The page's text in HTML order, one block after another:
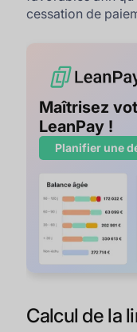
cessation de
Maîtrisez
LeanPay !
Planifier une
Calcul de la